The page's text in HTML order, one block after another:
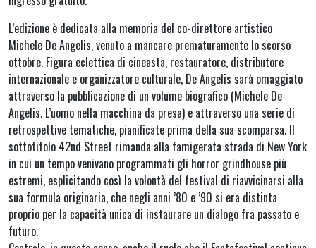
L’edizione è dedicata alla memoria del co-direttore artistico
Michele De Angelis, venuto a mancare prematuramente lo scorso
ottobre. Figura eclettica di cineasta, restauratore, distributore
internazionale e organizzatore culturale, De Angelis sarà omaggiato
attraverso la pubblicazione di un volume biografico (Michele De
Angelis. L’uomo nella macchina da presa) e attraverso una serie di
retrospettive tematiche, pianificate prima della sua scomparsa. Il
sottotitolo 42nd Street rimanda alla famigerata strada di New York
in cui un tempo venivano programmati gli horror grindhouse più
estremi, esplicitando così la volontà del festival di riavvicinarsi alla
sua formula originaria, che negli anni ’80 e ’90 si era distinta
proprio per la capacità unica di instaurare un dialogo fra passato e
futuro.